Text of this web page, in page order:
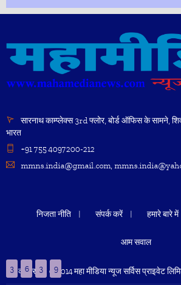
सारनाथ काम्प्लेक्स 3rd फ्लोर, बोर्ड ऑफिस के सामने,
भारत
+91 755 4097200-212
mmns.india@gmail.com,
निजता नीति संपर्क करें हमारे बारे में
आम सवाल
3 6 3 9
कॉपीराइट © 2014 महा मीडिया न्यूज सर्विस प्राइवेट